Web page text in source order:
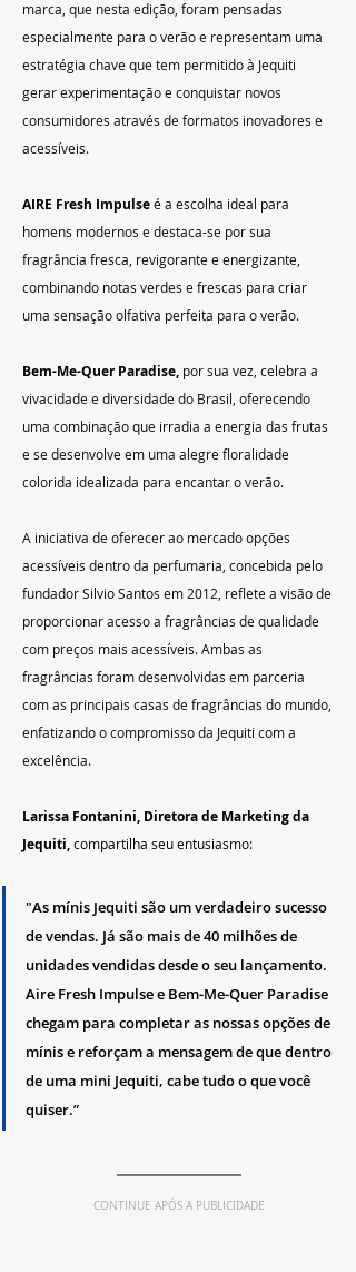
marca, que nesta edição, foram pensadas
especialmente para o verão e representam uma
estratégia chave que tem permitido à Jequiti
gerar experimentação e conquistar novos
consumidores através de formatos inovadores e
acessíveis.
AIRE Fresh Impulse é a escolha ideal para
homens modernos e destaca-se por sua
fragrância fresca, revigorante e energizante,
combinando notas verdes e frescas para criar
uma sensação olfativa perfeita para o verão.
Bem-Me-Quer Paradise, por sua vez, celebra a
vivacidade e diversidade do Brasil, oferecendo
uma combinação que irradia a energia das frutas
e se desenvolve em uma alegre floralidade
colorida idealizada para encantar o verão.
A iniciativa de oferecer ao mercado opções
acessíveis dentro da perfumaria, concebida pelo
fundador Silvio Santos em 2012, reflete a visão de
proporcionar acesso a fragrâncias de qualidade
com preços mais acessíveis. Ambas as
fragrâncias foram desenvolvidas em parceria
com as principais casas de fragrâncias do mundo,
enfatizando o compromisso da Jequiti com a
excelência.
Larissa Fontanini, Diretora de Marketing da
Jequiti, compartilha seu entusiasmo:
"As mínis Jequiti são um verdadeiro sucesso
de vendas. Já são mais de 40 milhões de
unidades vendidas desde o seu lançamento.
Aire Fresh Impulse e Bem-Me-Quer Paradise
chegam para completar as nossas opções de
mínis e reforçam a mensagem de que dentro
de uma mini Jequiti, cabe tudo o que você
quiser.”
CONTINUE APÓS A PUBLICIDADE